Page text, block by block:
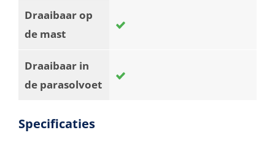
Draaibaar op
de mast
Draaibaar in
de parasolvoet
Specificaties